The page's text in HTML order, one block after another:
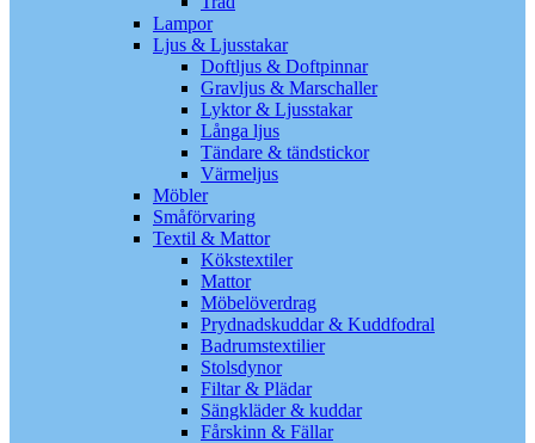
Lampor
Ljus & Ljusstakar
Doftljus & Doftpinnar
Gravljus & Marschaller
Lyktor & Ljusstakar
Långa ljus
Tändare & tändstickor
Värmeljus
Möbler
Småförvaring
Textil & Mattor
Kökstextiler
Mattor
Möbelöverdrag
Prydnadskuddar & Kuddfodral
Badrumstextilier
Stolsdynor
Filtar & Plädar
Sängkläder & kuddar
Fårskinn & Fällar